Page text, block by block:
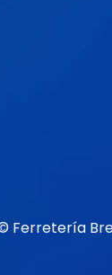
Ferretería